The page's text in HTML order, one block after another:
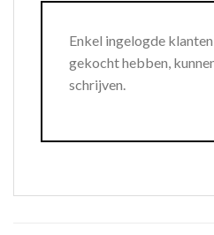
Enkel ingelogde
gekocht hebben,
schrijven.